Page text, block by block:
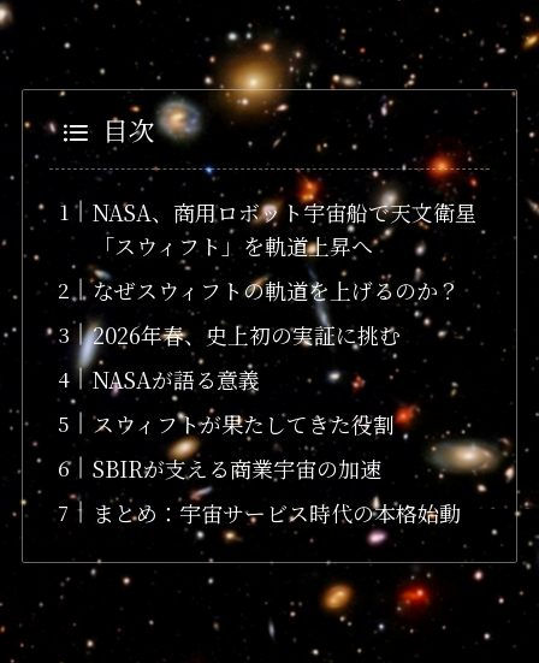
目次
NASA、商用ロボット宇宙船で天文衛星
「スウィフト」を軌道上昇へ
なぜスウィフトの軌道を上げるのか？
2026年春、史上初の実証に挑む
NASAが語る意義
スウィフトが果たしてきた役割
SBIRが支える商業宇宙の加速
まとめ：宇宙サービス時代の本格始動